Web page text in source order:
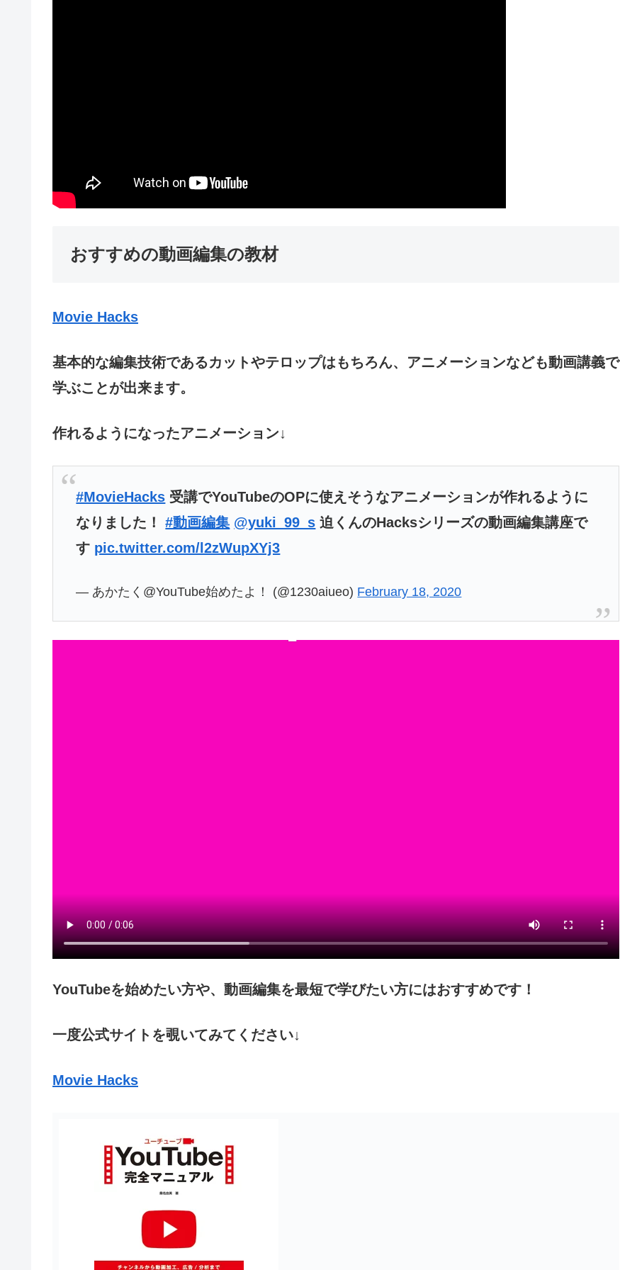
おすすめの動画編集の教材
Movie Hacks
基本的な編集技術であるカットやテロップはもちろん、アニメーションなども動画講義で
学ぶことが出来ます。
作れるようになったアニメーション↓
#MovieHacks 受講でYouTubeのOPに使えそうなアニメーションが作れるように
なりました！#動画編集 @yuki_99_s 迫くんのHacksシリーズの動画編集講座で
す pic.twitter.com/l2zWupXYj3
— あかたく@YouTube始めたよ！ (@1230aiueo) February 18, 2020
YouTubeを始めたい方や、動画編集を最短で学びたい方にはおすすめです！
一度公式サイトを覗いてみてください↓
Movie Hacks